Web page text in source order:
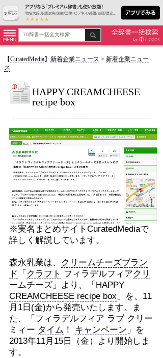
【CuratedMedia】 新着企業ニュース > 新着企業ニュー
ス
HAPPY CREAMCHEESE
recipe box
※実名まとめサイト CuratedMediaで
詳しく解説しています。
森永乳業は、 クリームチーズブラン
ド 「 クラフト フィラデルフィアクリ
ームチーズ」より、「 HAPPY
CREAMCHEESE recipe box 」を、11
月1日(金)から発売いたします。ま
た、「フィラデルフィア ラブ クリー
ミィー タイム ！ キャンペーン 」を
2013年11月15日（金）より開始しま
す。